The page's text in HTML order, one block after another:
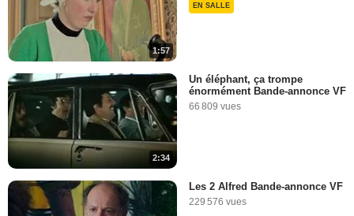
1:57
EN SALLE
2:34
Un éléphant, ça trompe
énormément Bande-annonce VF
66 809 vues
Les 2 Alfred Bande-annonce VF
229 576 vues